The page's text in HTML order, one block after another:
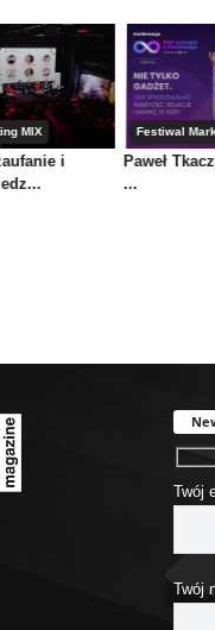
MIX
i
Festiwal
Paweł
...
Twój
Twój